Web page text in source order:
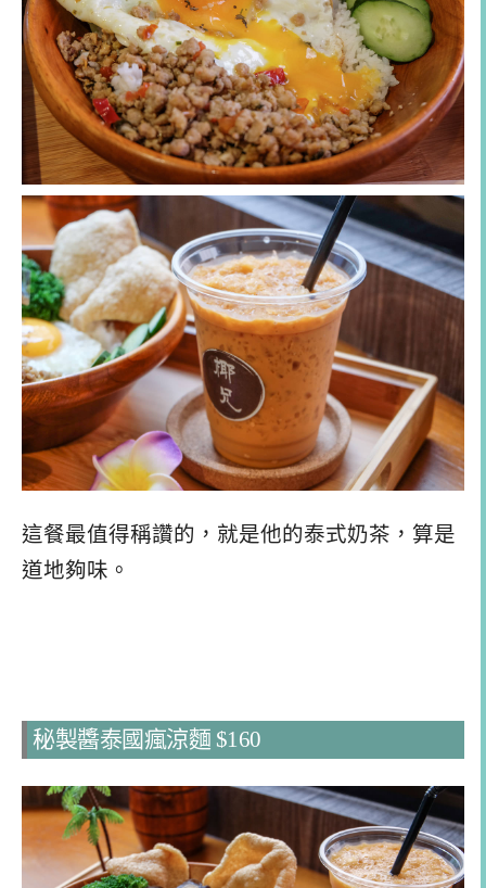
這餐最值得稱讚的，就是他的泰式奶茶，算是
道地夠味。
秘製醬泰國瘋涼麵 $160